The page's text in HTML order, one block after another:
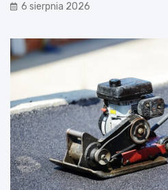
6 sierpnia 2026